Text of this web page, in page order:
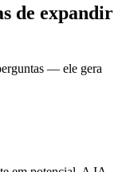
de expandir
— ele gera